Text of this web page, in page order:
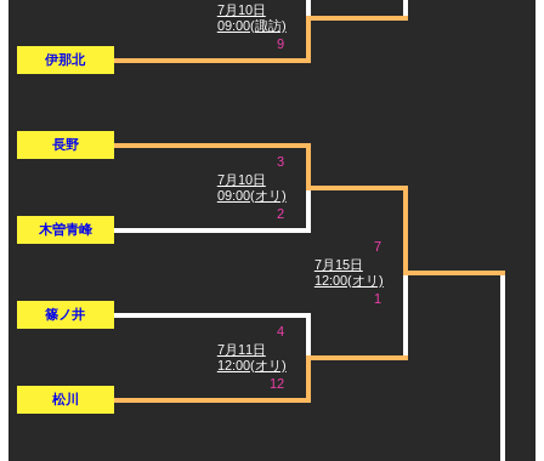
伊那北
長野
木曽青峰
篠ノ井
松川
7月10日
09:00(諏訪)
9
7月10日
09:00(オリ)
3
2
7月11日
12:00(オリ)
4
12
7月15日
12:00(オリ)
7
1